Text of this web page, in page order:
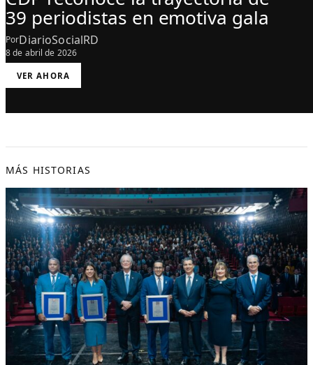
39 periodistas en emotiva gala
PorDiarioSocialRD
8 de abril de 2026
VER AHORA
:
D
E
L
A
R
A
Y
E
C
T
R
I
A
D
E
3
E
R
I
O
D
T
MÁS HISTORIAS